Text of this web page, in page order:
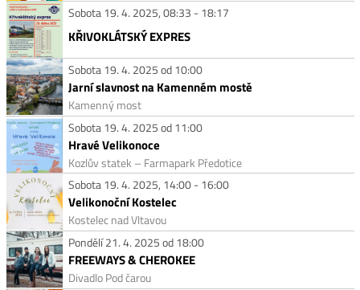
Sobota 19. 4. 2025, 08:33 - 18:17
KŘIVOKLÁTSKÝ EXPRES
Sobota 19. 4. 2025 od 10:00
Jarní slavnost na Kamenném mostě
Kamenný most
Sobota 19. 4. 2025 od 11:00
Hravé Velikonoce
Kozlův statek – Farmapark Předotice
Sobota 19. 4. 2025, 14:00 - 16:00
Velikonoční Kostelec
Kostelec nad Vltavou
Pondělí 21. 4. 2025 od 18:00
FREEWAYS & CHEROKEE
Divadlo Pod čarou